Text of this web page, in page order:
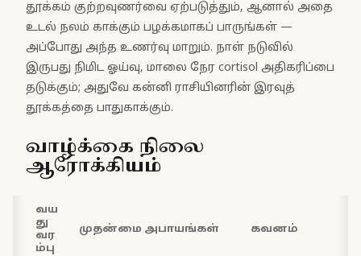
தூக்கம் குற்றவுணர்வை ஏற்படுத்தும், ஆனால் அதை
உடல் நலம் காக்கும் பழக்கமாகப் பாருங்கள் —
அப்போது அந்த உணர்வு மாறும். நாள் நடுவில்
இருபது நிமிட ஓய்வு, மாலை நேர cortisol அதிகரிப்பை
தடுக்கும்; அதுவே கன்னி ராசியினரின் இரவுத்
தூக்கத்தை பாதுகாக்கும்.
வாழ்க்கை நிலை
ஆரோக்கியம்
வய
து
வர
ம்பு
முதன்மை அபாயங்கள் கவனம்